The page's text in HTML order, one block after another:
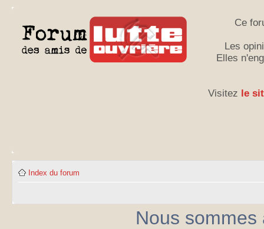
Ce
Les
Elles
Visitez le
Index du forum
Nous